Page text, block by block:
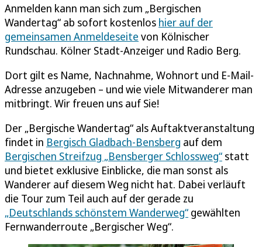
Anmelden kann man sich zum „Bergischen
Wandertag“ ab sofort kostenlos hier auf der
gemeinsamen Anmeldeseite von Kölnischer
Rundschau. Kölner Stadt-Anzeiger und Radio Berg.
Dort gilt es Name, Nachnahme, Wohnort und E-Mail-
Adresse anzugeben – und wie viele Mitwanderer man
mitbringt. Wir freuen uns auf Sie!
Der „Bergische Wandertag“ als Auftaktveranstaltung
findet in Bergisch Gladbach-Bensberg auf dem
Bergischen Streifzug „Bensberger Schlossweg“ statt
und bietet exklusive Einblicke, die man sonst als
Wanderer auf diesem Weg nicht hat. Dabei verläuft
die Tour zum Teil auch auf der gerade zu
„Deutschlands schönstem Wanderweg“ gewählten
Fernwanderroute „Bergischer Weg“.